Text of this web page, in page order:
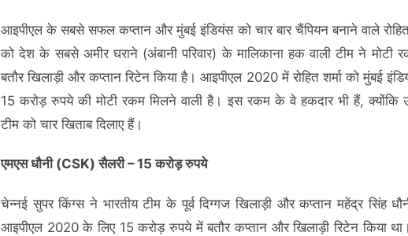
आइपीएल के सबसे सफल कप्तान और मुंबई इंडियंस को चार बार चैंपियन बनाने वाले रोहित
को देश के सबसे अमीर घराने (अंबानी परिवार) के मालिकाना हक वाली टीम ने मोटी
बतौर खिलाड़ी और कप्तान रिटेन किया है। आइपीएल 2020 में रोहित शर्मा को मुंबई
15 करोड़ रुपये की मोटी रकम मिलने वाली है। इस रकम के वे हकदार भी हैं, क्योंकि
टीम को चार खिताब दिलाए हैं।
एमएस धौनी (CSK) सैलरी – 15 करोड़ रुपये
चेन्नई सुपर किंग्स ने भारतीय टीम के पूर्व दिग्गज खिलाड़ी और कप्तान महेंद्र सिंह
आइपीएल 2020 के लिए 15 करोड़ रुपये में बतौर कप्तान और खिलाड़ी रिटेन किया